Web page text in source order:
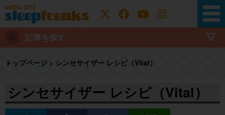
記事を探す
ドラム トリガー トランジェント
テンポ処理
サンプラー サウンド入出力 サウンド入出
トップページ > シンセサイザー レシピ（Vital）
シンセサイザー レシピ（Vital）